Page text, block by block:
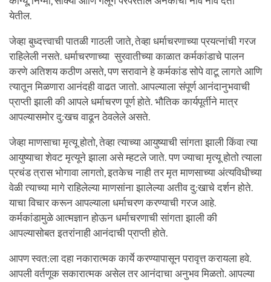
येतील.
जेव्हा बुध्दत्त्वाची पातळी गाठली जाते, तेव्हा धर्माचरणाच्या प्रयत्नांची गरज
राहिलेली नसते. धर्माचरणाच्या सुरवातीच्या काळात कर्मकांडाचे पालन
करणे अतिशय कठीण असते, पण सरावाने हे कर्मकांड सोपे वाटू लागते आणि
त्यातून मिळणारा आनंदही वाढत जातो. आपल्याला संपूर्ण आनंदानुभवाची
प्राप्ती झाली की आपले धर्माचरण पूर्ण होते. भौतिक कार्यपूर्तीने मात्र
आपल्यासमोर दु:खच वाढून ठेवलेले असते.
जेव्हा माणसाचा मृत्यू होतो, तेव्हा त्याच्या आयुष्याची सांगता झाली किंवा त्या
आयुष्याचा शेवट मृत्यूने झाला असे म्हटले जाते. पण ज्याचा मृत्यू होतो त्याला
प्रचंड त्रास भोगावा लागतो, इतकेच नाही तर मृत माणसाच्या अंत्यविधीच्या
वेळी त्याच्या मागे राहिलेल्या माणसांना झालेल्या अतीव दु:खाचे दर्शन होते.
याचा विचार करून आपल्याला धर्माचरण करण्याची गरज आहे.
कर्मकांडामुळे आत्मज्ञान होऊन धर्माचरणाची सांगता झाली की
आपल्यासोबत इतरांनाही आनंदाची प्राप्ती होते.
आपण स्वत:ला दहा नकारात्मक कार्ये करण्यापासून परावृत्त करायला हवे.
आपली वर्तणूक सकारात्मक असेल तर आनंदाचा अनुभव मिळतो. आपल्या